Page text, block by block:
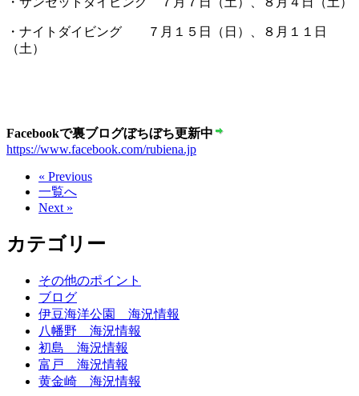
・ナイトダイビング ７月１５日（日）、８月１１日
（土）
Facebookで裏ブログぼちぼち更新中
https://www.facebook.com/rubiena.jp
« Previous
一覧へ
Next »
カテゴリー
その他のポイント
ブログ
伊豆海洋公園 海況情報
八幡野 海況情報
初島 海況情報
富戸 海況情報
黄金崎 海況情報